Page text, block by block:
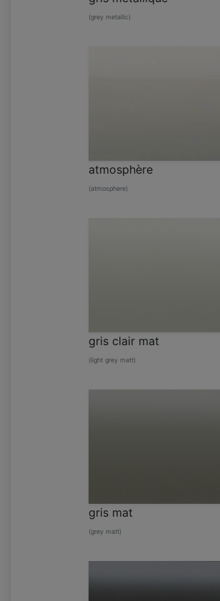
(grey metallic)
atmosphère
(atmosphere)
gris clair mat
(light grey matt)
gris mat
(grey matt)